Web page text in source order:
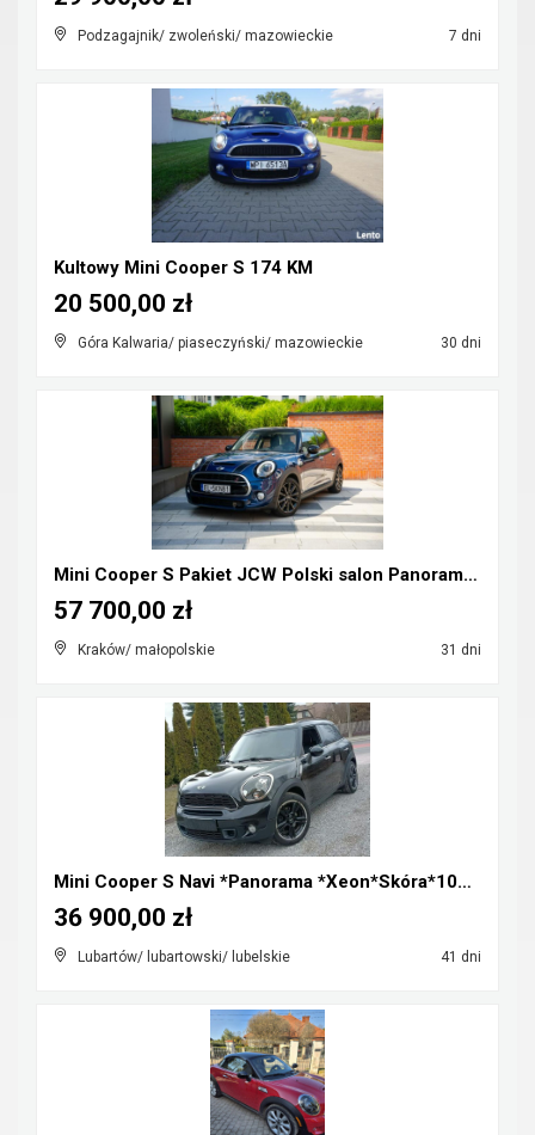
Podzagajnik/ zwoleński/ mazowieckie 7 dni
Kultowy Mini Cooper S 174 KM
Góra Kalwaria/ piaseczyński/ mazowieckie 30 dni
20 500,00 zł
Mini Cooper S Pakiet JCW Polski salon Panorama Hea...
Kraków/ małopolskie 31 dni
57 700,00 zł
Mini Cooper S Navi *Panorama *Xeon*Skóra*100%Orygi...
Lubartów/ lubartowski/ lubelskie 41 dni
36 900,00 zł